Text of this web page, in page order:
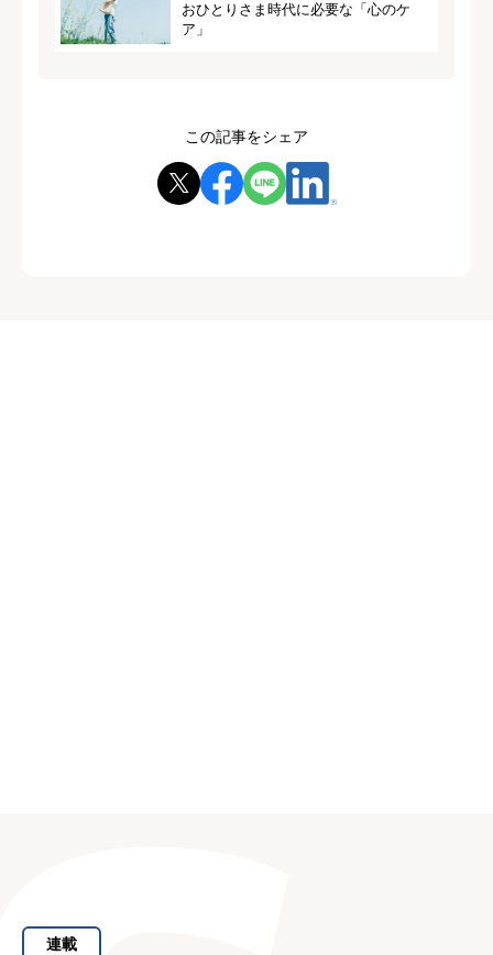
おひとりさま時代に必要な「心のケ
ア」
この記事をシェア
連載